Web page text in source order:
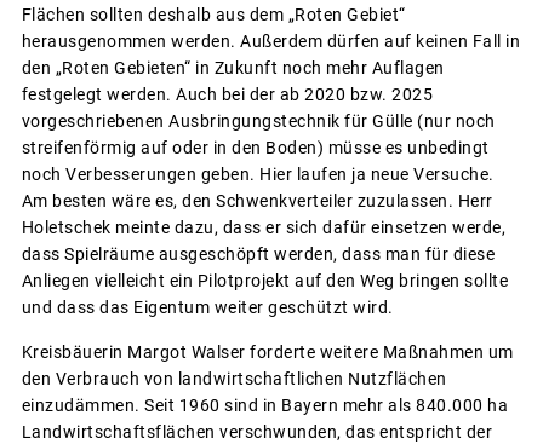
Flächen sollten deshalb aus dem „Roten Gebiet“
herausgenommen werden. Außerdem dürfen auf keinen Fall in
den „Roten Gebieten“ in Zukunft noch mehr Auflagen
festgelegt werden. Auch bei der ab 2020 bzw. 2025
vorgeschriebenen Ausbringungstechnik für Gülle (nur noch
streifenförmig auf oder in den Boden) müsse es unbedingt
noch Verbesserungen geben. Hier laufen ja neue Versuche.
Am besten wäre es, den Schwenkverteiler zuzulassen. Herr
Holetschek meinte dazu, dass er sich dafür einsetzen werde,
dass Spielräume ausgeschöpft werden, dass man für diese
Anliegen vielleicht ein Pilotprojekt auf den Weg bringen sollte
und dass das Eigentum weiter geschützt wird.
Kreisbäuerin Margot Walser forderte weitere Maßnahmen um
den Verbrauch von landwirtschaftlichen Nutzflächen
einzudämmen. Seit 1960 sind in Bayern mehr als 840.000 ha
Landwirtschaftsflächen verschwunden, das entspricht der